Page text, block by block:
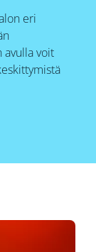
eri
avulla voit